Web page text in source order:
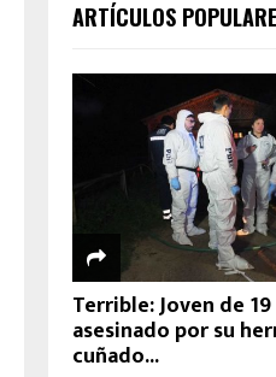
ARTÍCULOS
Terrible: Joven de
asesinado por su
cuñado...